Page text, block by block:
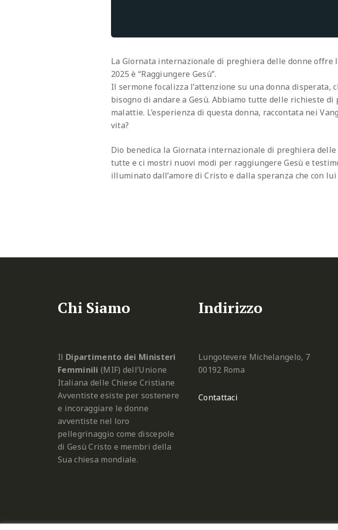
La Giornata internazionale di preghiera delle donne offre
2025 è “Raggiungere Gesù”.
Il sermone focalizza l’attenzione su una donna disperata,
bisogno di andare a Gesù. Abbiamo tutte delle richieste
malattie. L’esperienza di questa donna, raccontata nei
vita?
Dio benedica la Giornata internazionale di preghiera
tutte e ci mostri nuovi modi per raggiungere Gesù e
illuminato dall’amore di Cristo e dalla speranza che con
Chi Siamo
Il Dipartimento dei Ministeri
Femminili (MIF) dell’Unione
Italiana delle Chiese Cristiane
Avventiste esiste per sostenere
e incoraggiare le donne
avventiste nel loro
pellegrinaggio come discepole
di Gesù Cristo e membri della
Sua chiesa mondiale.
Indirizzo
Lungotevere Michelangelo, 7
00192 Roma
Contattaci